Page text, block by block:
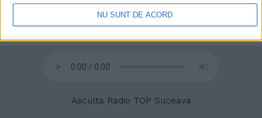
paginii web.
NU SUNT DE ACORD
Asculta Radio TOP Suceava